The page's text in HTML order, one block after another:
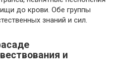
до крови. Обе группы
знаний и сил.
и